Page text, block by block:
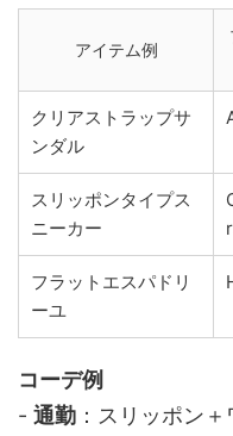
アイテム例
クリアストラップサ
ンダル
スリッポンタイプス
ニーカー
フラットエスパドリ
ーユ
コーデ例
- 通勤 ：スリッポン